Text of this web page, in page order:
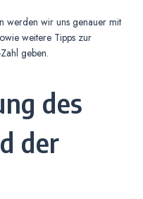
werden wir uns genauer mit
weitere Tipps zur
geben.
des
der